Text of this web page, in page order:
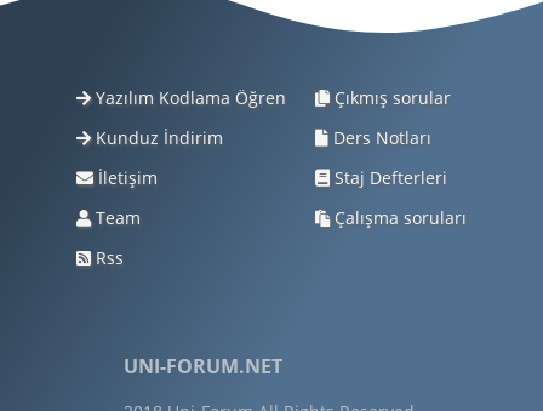
Yazılım Kodlama Öğren
Kunduz İndirim
İletişim
Team
Rss
Çıkmış sorular
Ders Notları
Staj Defterleri
Çalışma soruları
UNI-FORUM.NET